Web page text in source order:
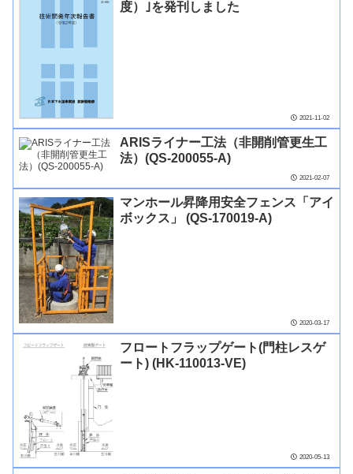
度）｣を発刊しました
2021-11-02
ARISライナー工法（非開削管更生工
法）(QS-200055-A)
2021-02-07
マンホール昇降用安全フェンス「アイ
ボックス」 (QS-170019-A)
2020-03-17
フロートフラップゲート(門柱レスゲ
ート) (HK-110013-VE)
2020-05-13